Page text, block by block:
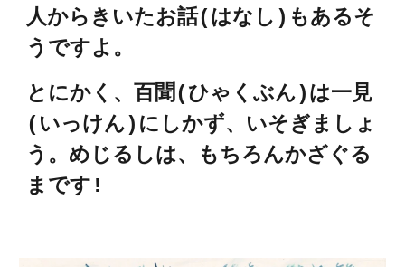
人からきいたお話(はなし)もあるそ
うですよ。
とにかく、百聞(ひゃくぶん)は一見
(いっけん)にしかず、いそぎましょ
う。めじるしは、もちろんかざぐる
まです!